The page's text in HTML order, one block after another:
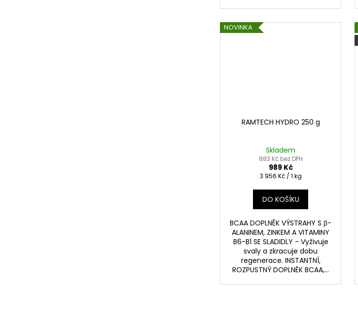
NOVINKA
RAMTECH HYDRO 250 g
Skladem
883 Kč bez DPH
989 Kč
Měrná
3 956 Kč / 1 kg
DO KOŠÍKU
BCAA DOPLNĚK VÝSTRAHY S β-
ALANINEM, ZINKEM A VITAMINY
B6-B1 SE SLADIDLY - Vyživuje
svaly a zkracuje dobu
regenerace. INSTANTNÍ,
ROZPUSTNÝ DOPLNĚK BCAA,...